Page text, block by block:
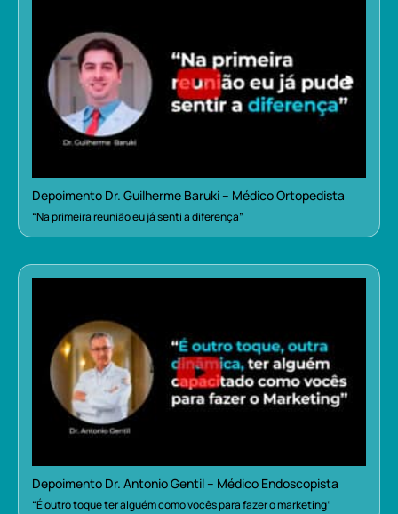
Depoimento Dr. Guilherme Baruki – Médico Ortopedista
“Na primeira reunião eu já senti a diferença”
Depoimento Dr. Antonio Gentil – Médico Endoscopista
“É outro toque ter alguém como vocês para fazer o marketing”